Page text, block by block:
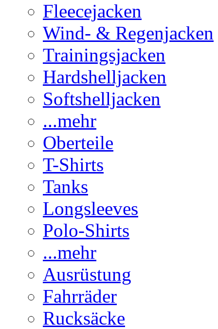
Fleecejacken
Wind- & Regenjacken
Trainingsjacken
Hardshelljacken
Softshelljacken
...mehr
Oberteile
T-Shirts
Tanks
Longsleeves
Polo-Shirts
...mehr
Ausrüstung
Fahrräder
Rucksäcke